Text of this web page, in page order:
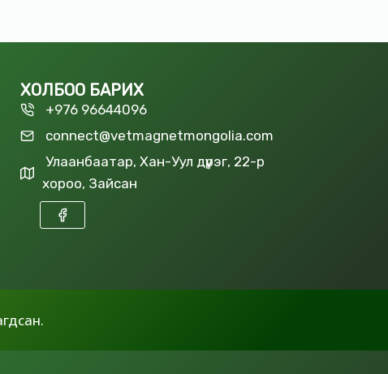
ХОЛБОО БАРИХ
+976 96644096
connect@vetmagnetmongolia.com
Улаанбаатар, Хан-Уул дүүрэг, 22-р
хороо, Зайсан